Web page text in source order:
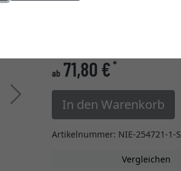
Weiter
ab 71,80 €*
In den Warenkorb
Artikelnummer: NIE-254721-1-
Vergleichen